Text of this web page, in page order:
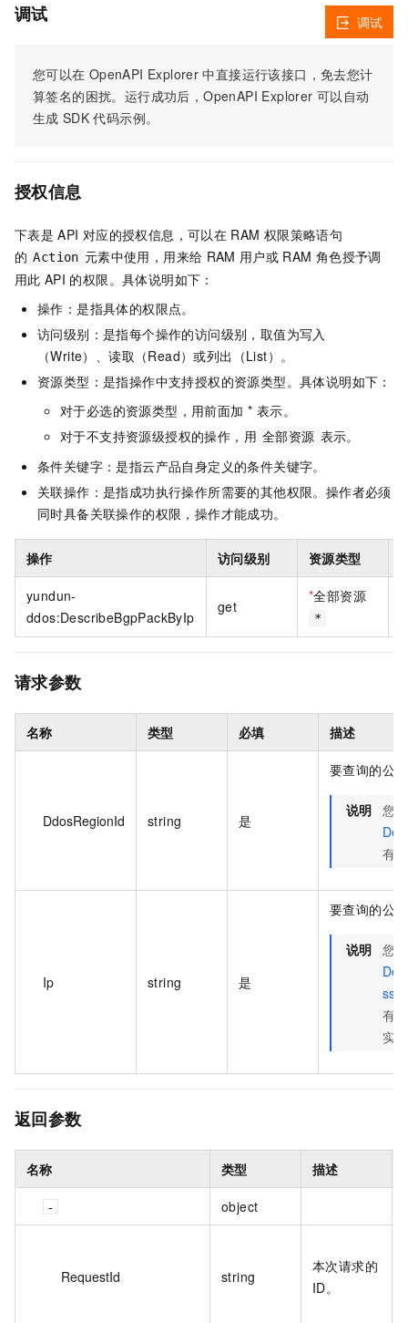
调试
您可以在 OpenAPI Explorer 中直接运行该接口，免去您计
算签名的困扰。运行成功后，OpenAPI Explorer 可以自动
生成 SDK 代码示例。
调试
授权信息
下表是 API 对应的授权信息，可以在 RAM 权限策略语句
的 Action 元素中使用，用来给 RAM 用户或 RAM 角色授予调
用此 API 的权限。具体说明如下：
操作：是指具体的权限点。
访问级别：是指每个操作的访问级别，取值为写入
（Write）、读取（Read）或列出（List）。
资源类型：是指操作中支持授权的资源类型。具体说明如下：
对于必选的资源类型，用前面加 * 表示。
对于不支持资源级授权的操作，用 全部资源 表示。
条件关键字：是指云产品自身定义的条件关键字。
关联操作：是指成功执行操作所需要的其他权限。操作者必须
同时具备关联操作的权限，操作才能成功。
操作 访问级别 资源类型
yundun-
ddos:DescribeBgpPackByIp
get
*全部资源
*
请求参数
名称 类型 必填 描述
DdosRegionId string 是
要查询的公
说明 您
有
Ip string 是
要查询的公
说明 您
ss
有
实
返回参数
名称 类型 描述
object
RequestId string
本次请求的
ID。